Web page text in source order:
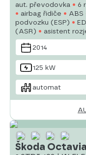
aut. převodovka 6
airbag řidiče
ABS
podvozku (ESP)
(ASR)
asistent
zařízení
posilovač
tempomat
2014
125 kW
automat
Škoda Octavia